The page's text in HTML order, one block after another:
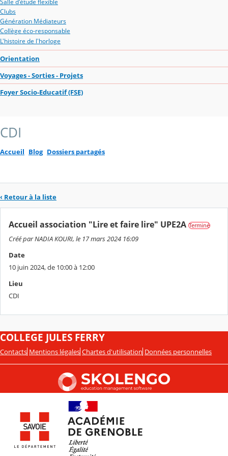
Clubs
Génération Médiateurs
Collège éco-responsable
L'histoire de l'horloge
Orientation
Voyages - Sorties - Projets
Foyer Socio-Educatif (FSE)
CDI
Accueil Blog Dossiers partagés
‹ Retour à la liste
Accueil association "Lire et faire lire" UPE2A Terminé
Créé par NADIA KOURI, le 17 mars 2024 16:09
Date
10 juin 2024, de 10:00 à 12:00
Lieu
CDI
COLLEGE JULES FERRY
Contacts Mentions légales Chartes d'utilisation Données personnelles